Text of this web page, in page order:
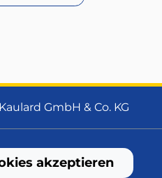
GmbH & Co. KG
akzeptieren